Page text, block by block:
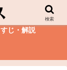
じ・解説
検索